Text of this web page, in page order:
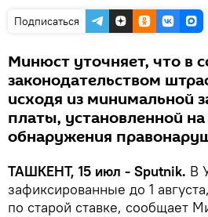
Подписаться
Минюст уточняет, что в
законодательством
исходя из минимальной
платы, установленной
обнаружения
ТАШКЕНТ, 15 июл - Sputnik. В
зафиксированные до 1
по старой ставке, сообщает